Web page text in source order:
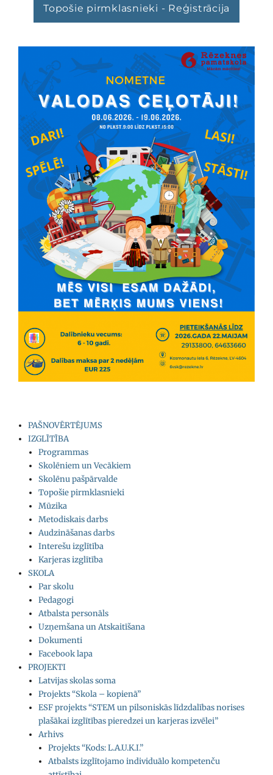
Topošie pirmklasnieki - Reģistrācija
PAŠNOVĒRTĒJUMS
IZGLĪTĪBA
Programmas
Skolēniem un Vecākiem
Skolēnu pašpārvalde
Topošie pirmklasnieki
Mūzika
Metodiskais darbs
Audzināšanas darbs
Interešu izglītība
Karjeras izglītība
SKOLA
Par skolu
Pedagogi
Atbalsta personāls
Uzņemšana un Atskaitīšana
Dokumenti
Facebook lapa
PROJEKTI
Latvijas skolas soma
Projekts “Skola – kopienā”
ESF projekts “STEM un pilsoniskās līdzdalības norises
plašākai izglītības pieredzei un karjeras izvēlei”
Arhivs
Projekts “Kods: L.A.U.K.I.”
Atbalsts izglītojamo individuālo kompetenču